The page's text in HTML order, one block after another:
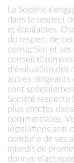
La Société
dans le respect
et équitables.
du respect de
corruption et ses
conseil
d’évaluation des
autres
sont
Société respecte
plus strictes
commerciales.
législations anti-
conduite de ses
interdit de
donner,